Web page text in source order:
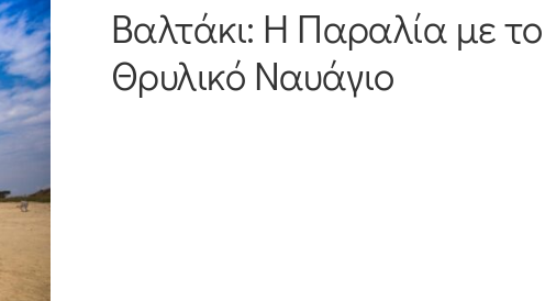
Βαλτάκι: Η Παραλία με το
Θρυλικό Ναυάγιο